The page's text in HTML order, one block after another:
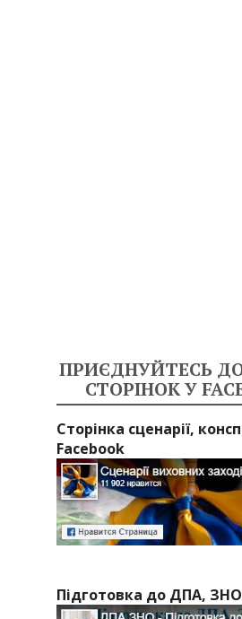
ПРИЄДНУЙТЕСЬ
СТОРІНОК У
Сторінка сценарії,
Facebook
Підготовка до ДПА, ЗНО